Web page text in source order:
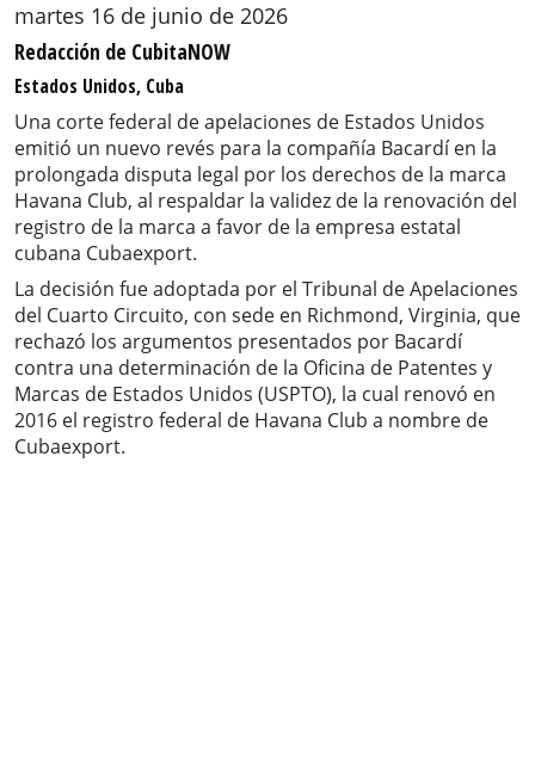
martes 16 de junio de 2026
Redacción de CubitaNOW
Estados Unidos, Cuba
Una corte federal de apelaciones de Estados Unidos
emitió un nuevo revés para la compañía Bacardí en la
prolongada disputa legal por los derechos de la marca
Havana Club, al respaldar la validez de la renovación del
registro de la marca a favor de la empresa estatal
cubana Cubaexport.
La decisión fue adoptada por el Tribunal de Apelaciones
del Cuarto Circuito, con sede en Richmond, Virginia, que
rechazó los argumentos presentados por Bacardí
contra una determinación de la Oficina de Patentes y
Marcas de Estados Unidos (USPTO), la cual renovó en
2016 el registro federal de Havana Club a nombre de
Cubaexport.